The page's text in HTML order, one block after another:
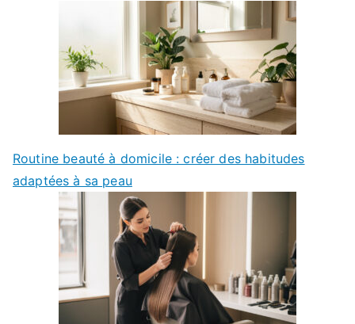
Routine beauté à domicile : créer des habitudes
adaptées à sa peau